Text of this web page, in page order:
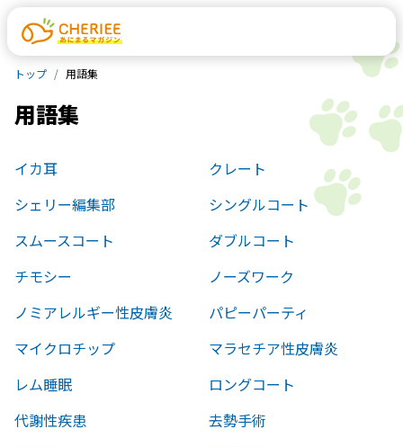
トップ 用語集
用語集
イカ耳
クレート
シェリー編集部
シングルコート
スムースコート
ダブルコート
チモシー
ノーズワーク
ノミアレルギー性皮膚炎
パピーパーティ
マイクロチップ
マラセチア性皮膚炎
レム睡眠
ロングコート
代謝性疾患
去勢手術